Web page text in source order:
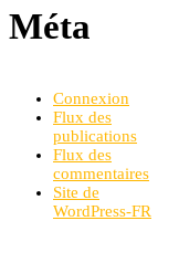
Méta
Connexion
Flux des
publications
Flux des
commentaires
Site de
WordPress-FR